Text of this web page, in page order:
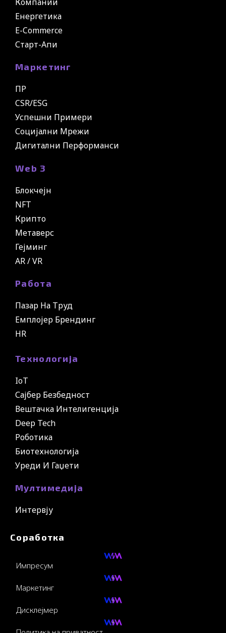
Енергетика
E-Commerce
Старт-Апи
Маркетинг
ПР
CSR/ESG
Успешни Примери
Социјални Мрежи
Дигитални Перформанси
Web 3
Блокчејн
NFT
Крипто
Метаверс
Гејминг
AR / VR
Работа
Пазар На Труд
Емплојер Брендинг
HR
Технологија
IoT
Сајбер Безбедност
Вештачка Интелигенција
Deep Tech
Роботика
Биотехнологија
Уреди И Гаџети
Мултимедија
Интервју
Соработка
Импресум
Маркетинг
Дисклејмер